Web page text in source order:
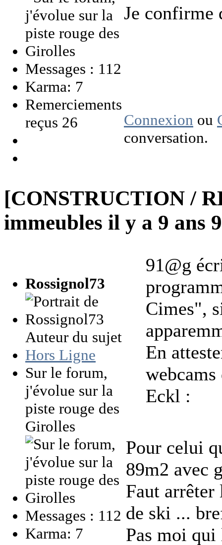
Messages : 112
Karma: 7
Remerciements
reçus 26
Je confirme
Connexion ou
conversation.
[CONSTRUCTION /
immeubles il y a 9 ans
Rossignol73
Auteur du sujet
Hors Ligne
Sur le forum,
j'évolue sur la
piste rouge des
Girolles
Messages : 112
Karma: 7
91@g
Cimes",
En
Eckl :
Pour celui
89m2 avec
Faut arrêter
de ski ...
Pas moi qui